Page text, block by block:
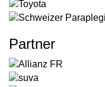
Partner